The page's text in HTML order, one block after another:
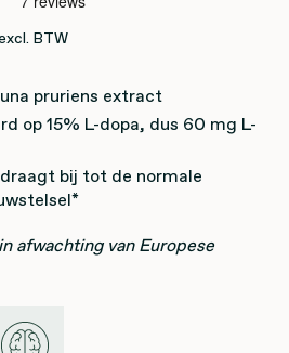
BTW
pruriens extract
op 15% L-dopa, dus 60 mg L-
bij tot de normale
afwachting van Europese